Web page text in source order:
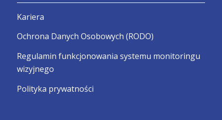
Kariera
Ochrona Danych Osobowych (RODO)
Regulamin funkcjonowania systemu monitoringu
wizyjnego
Polityka prywatności